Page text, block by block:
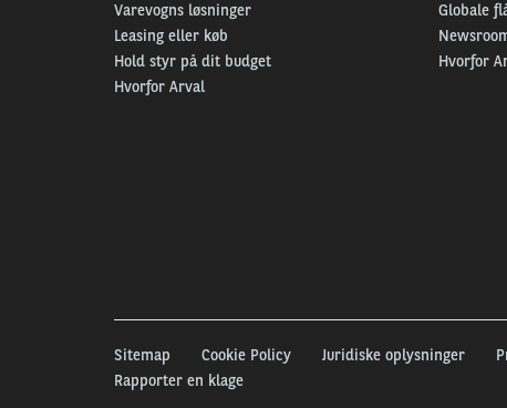
Varevogns løsninger
Leasing eller køb
Hold styr på dit budget
Hvorfor Arval
Globale
Hvorfor
Sitemap Cookie Policy Juridiske oplysninger
Rapporter en klage